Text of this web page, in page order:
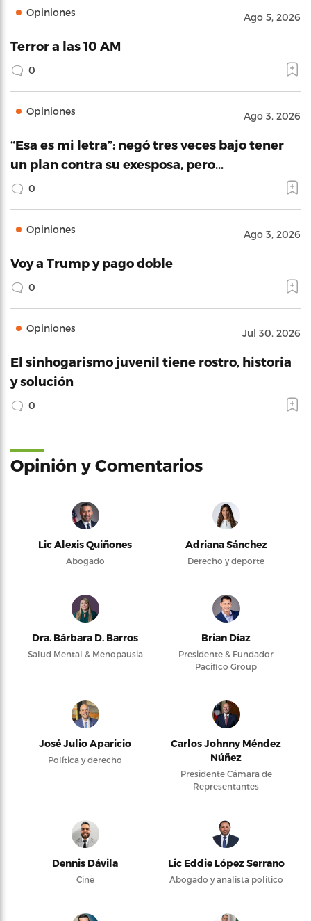
Opiniones Ago 5, 2026
Terror a las 10 AM
0
Opiniones Ago 3, 2026
“Esa es mi letra”: negó tres veces bajo tener
un plan contra su exesposa, pero…
0
Opiniones Ago 3, 2026
Voy a Trump y pago doble
0
Opiniones Jul 30, 2026
El sinhogarismo juvenil tiene rostro, historia
y solución
0
Opinión y Comentarios
Lic Alexis Quiñones
Abogado
Adriana Sánchez
Derecho y deporte
Dra. Bárbara D. Barros
Salud Mental & Menopausia
Brian Díaz
Presidente & Fundador
Pacifico Group
José Julio Aparicio
Política y derecho
Carlos Johnny Méndez
Núñez
Presidente Cámara de
Representantes
Dennis Dávila
Cine
Lic Eddie López Serrano
Abogado y analista político